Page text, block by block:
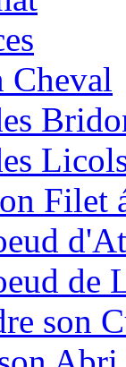
Cheval
Filet
de
son